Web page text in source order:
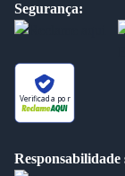
Segurança:
Verificada por
Responsabilidade